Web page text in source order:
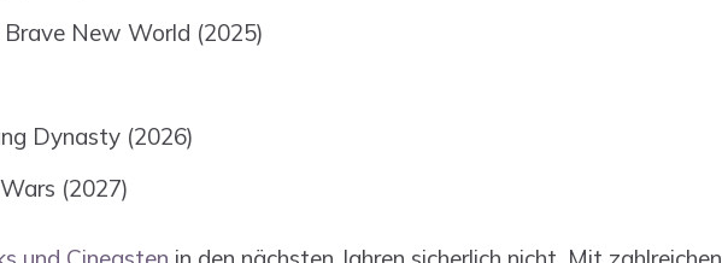
New World (2025)
Dynasty (2026)
(2027)